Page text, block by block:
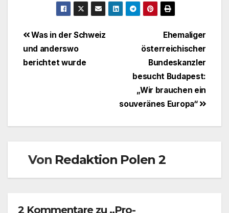
BeitragsnavigationEhemaliger
österreichischer
Bundeskanzler
besucht Budapest:
„Wir brauchen ein
souveränes Europa“
Was in der Schweiz
und anderswo
berichtet wurde
Von Redaktion Polen 2
2 Kommentare zu „Pro-